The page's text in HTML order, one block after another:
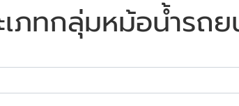
เภทกลุ่มหม้อน้ำรถ